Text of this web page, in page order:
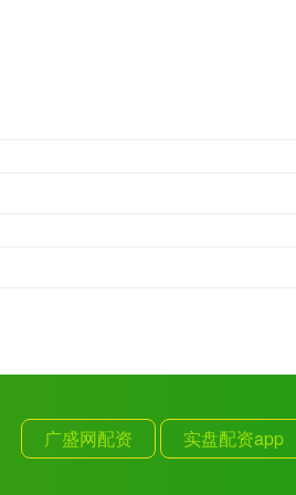
广盛网配资 实盘配资app